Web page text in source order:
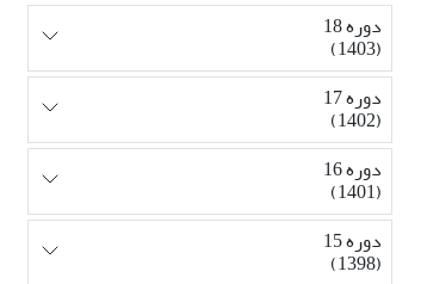
دوره 18
(1403)
دوره 17
(1402)
دوره 16
(1401)
دوره 15
(1398)